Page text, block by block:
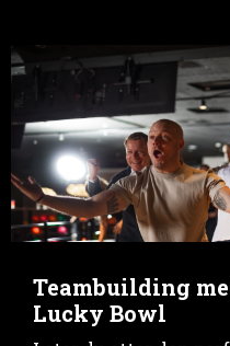
Teambuilding
Lucky Bowl